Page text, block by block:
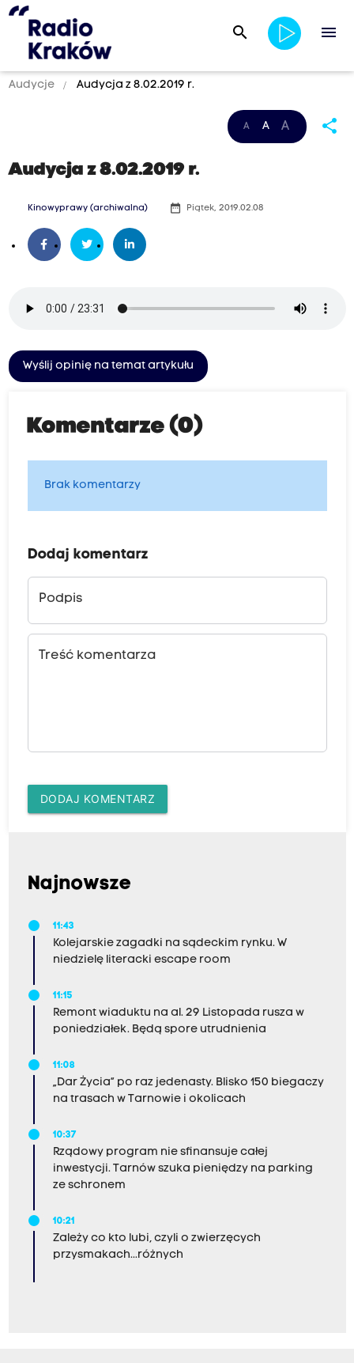
search menu
Audycje Audycja z 8.02.2019 r.
A A A share
Audycja z 8.02.2019 r.
Kinowyprawy (archiwalna) date_range Piątek, 2019.02.08
Wyślij opinię na temat artykułu
Komentarze (0)
Brak komentarzy
Dodaj komentarz
Podpis
Treść komentarza
DODAJ KOMENTARZ
Najnowsze
11:43
Kolejarskie zagadki na sądeckim rynku. W
niedzielę literacki escape room
11:15
Remont wiaduktu na al. 29 Listopada rusza w
poniedziałek. Będą spore utrudnienia
11:08
„Dar Życia” po raz jedenasty. Blisko 150 biegaczy
na trasach w Tarnowie i okolicach
10:37
Rządowy program nie sfinansuje całej
inwestycji. Tarnów szuka pieniędzy na parking
ze schronem
10:21
Zależy co kto lubi, czyli o zwierzęcych
przysmakach...różnych